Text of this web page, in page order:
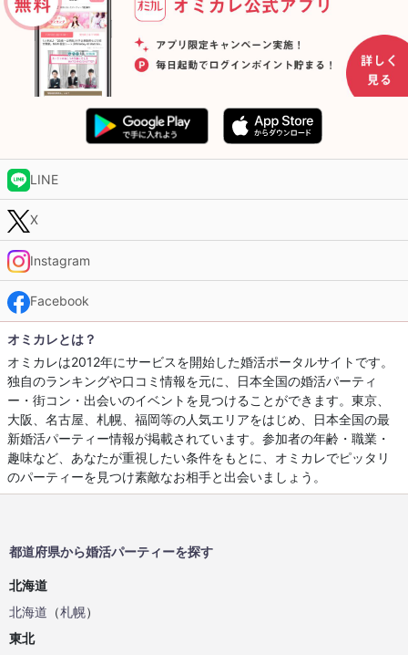
LINE
X
Instagram
Facebook
オミカレとは？
オミカレは2012年にサービスを開始した婚活ポータルサイトです。
独自のランキングや口コミ情報を元に、日本全国の婚活パーティ
ー・街コン・出会いのイベントを見つけることができます。東京、
大阪、名古屋、札幌、福岡等の人気エリアをはじめ、日本全国の最
新婚活パーティー情報が掲載されています。参加者の年齢・職業・
趣味など、あなたが重視したい条件をもとに、オミカレでピッタリ
のパーティーを見つけ素敵なお相手と出会いましょう。
都道府県から婚活パーティーを探す
北海道
北海道 （札幌）
東北